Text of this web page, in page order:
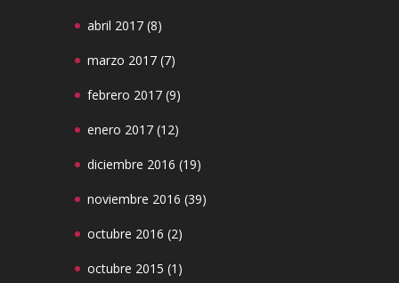
abril 2017 (8)
marzo 2017 (7)
febrero 2017 (9)
enero 2017 (12)
diciembre 2016 (19)
noviembre 2016 (39)
octubre 2016 (2)
octubre 2015 (1)